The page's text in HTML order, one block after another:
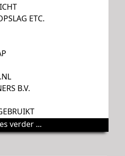
ETC.
B.V.
verder ...